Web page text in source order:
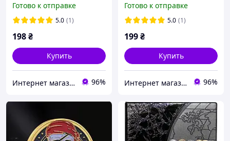
Готово к отправке
5.0 (1)
198₴
Купить
Интернет магазин GSM-V 96%
драконом S
Готово к отправке
5.0 (1)
199₴
Купить
Интернет магазин GSM-V 96%